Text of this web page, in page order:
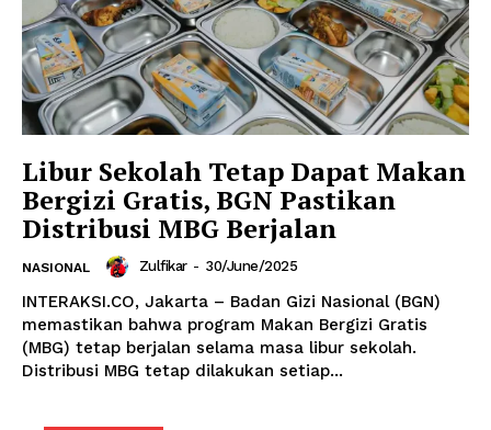
Libur Sekolah Tetap Dapat Makan
Bergizi Gratis, BGN Pastikan
Distribusi MBG Berjalan
NASIONAL Zulfikar - 30/June/2025
INTERAKSI.CO, Jakarta – Badan Gizi Nasional (BGN)
memastikan bahwa program Makan Bergizi Gratis
(MBG) tetap berjalan selama masa libur sekolah.
Distribusi MBG tetap dilakukan setiap...